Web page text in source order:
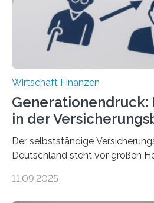
Wirtschaft Finanzen
Generationendruck:
in der
Der selbstständige
Deutschland steht vor großen
Dr. Matthias Beenken und Prof.
11.09.2025